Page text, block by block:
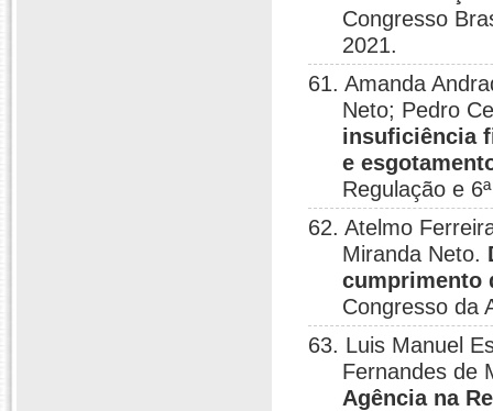
Congresso
2021.
61. Amanda
Neto; Pedro
insuficiência
e
Regulação e
62. Atelmo
Miranda Neto.
cumprimento
Congresso da
63. Luis Manuel
Fernandes de
Agência na